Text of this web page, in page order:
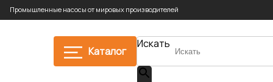
Промышленные насосы от мировых производителей
Каталог
Искать